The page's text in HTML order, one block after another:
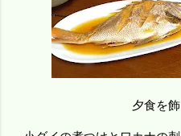
夕食を